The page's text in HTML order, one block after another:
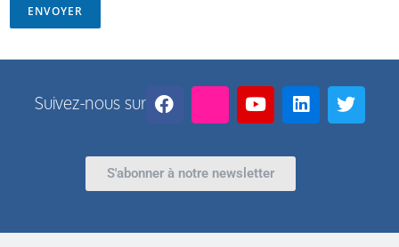
ENVOYER
Suivez-nous sur
S'abonner à notre newsletter